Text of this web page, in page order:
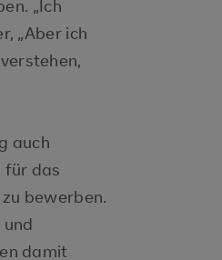
„Ich
„Aber ich
auch
für das
bewerben.
damit